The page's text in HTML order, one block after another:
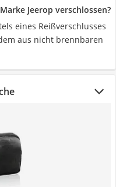
Jeerop verschlossen?
eines Reißverschlusses
aus nicht brennbaren